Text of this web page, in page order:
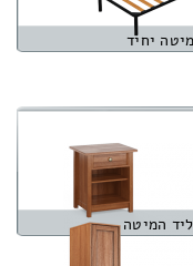
יחיד
המיטה